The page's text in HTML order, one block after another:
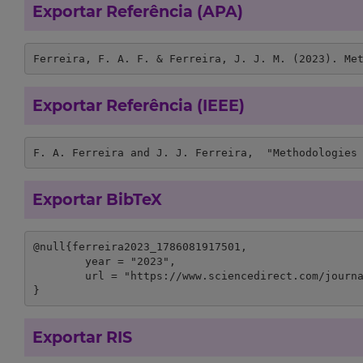
Exportar Referência (APA)
Ferreira, F. A. F. & Ferreira, J. J. M. (2023).
Exportar Referência (IEEE)
F. A. Ferreira and J. J. Ferreira,  "Methodologies
Exportar BibTeX
@null{ferreira2023_1786081917501,
}
Exportar RIS